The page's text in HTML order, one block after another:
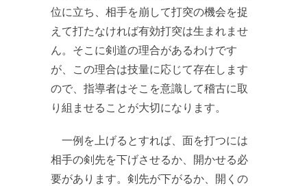
位に立ち、相手を崩して打突の機会を捉
えて打たなければ有効打突は生まれませ
ん。そこに剣道の理合があるわけです
が、この理合は技量に応じて存在します
ので、指導者はそこを意識して稽古に取
り組ませることが大切になります。
一例を上げるとすれば、面を打つには
相手の剣先を下げさせるか、開かせる必
要があります。剣先が下がるか、開くの